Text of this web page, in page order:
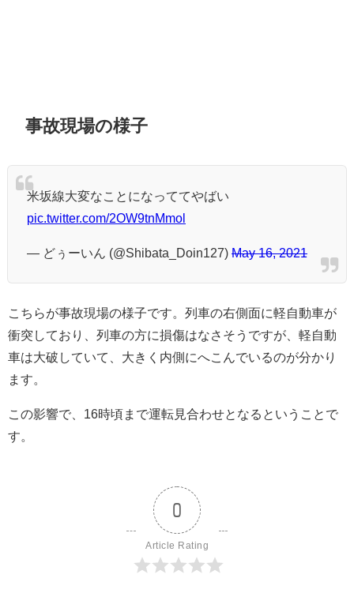
事故現場の様子
米坂線大変なことになっててやばい
pic.twitter.com/2OW9tnMmol
— どぅーいん (@Shibata_Doin127) May 16, 2021
こちらが事故現場の様子です。列車の右側面に軽自動車が
衝突しており、列車の方に損傷はなさそうですが、軽自動
車は大破していて、大きく内側にへこんでいるのが分かり
ます。
この影響で、16時頃まで運転見合わせとなるということで
す。
0
Article Rating